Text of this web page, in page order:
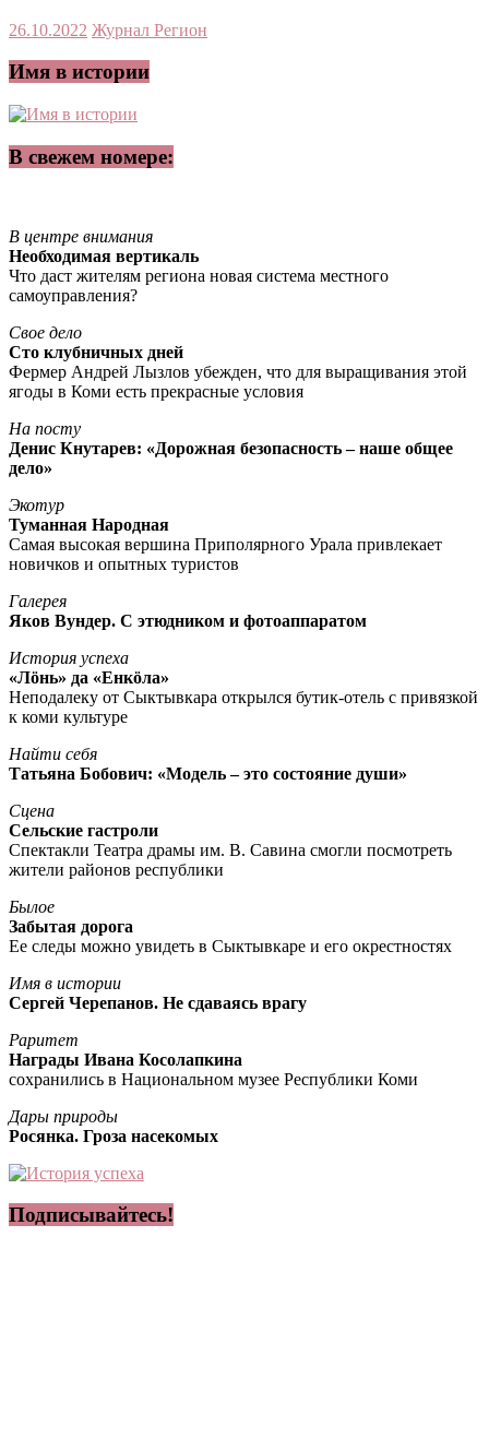
26.10.2022 Журнал Регион
Имя в истории
В свежем номере:
В центре внимания
Необходимая вертикаль
Что даст жителям региона новая система местного
самоуправления?
Свое дело
Сто клубничных дней
Фермер Андрей Лызлов убежден, что для выращивания этой
ягоды в Коми есть прекрасные условия
На посту
Денис Кнутарев: «Дорожная безопасность – наше общее
дело»
Экотур
Туманная Народная
Самая высокая вершина Приполярного Урала привлекает
новичков и опытных туристов
Галерея
Яков Вундер. С этюдником и фотоаппаратом
История успеха
«Лöнь» да «Енкöла»
Неподалеку от Сыктывкара открылся бутик-отель с привязкой
к коми культуре
Найти себя
Татьяна Бобович: «Модель – это состояние души»
Сцена
Сельские гастроли
Спектакли Театра драмы им. В. Савина смогли посмотреть
жители районов республики
Былое
Забытая дорога
Ее следы можно увидеть в Сыктывкаре и его окрестностях
Имя в истории
Сергей Черепанов. Не сдаваясь врагу
Раритет
Награды Ивана Косолапкина
сохранились в Национальном музее Республики Коми
Дары природы
Росянка. Гроза насекомых
Подписывайтесь!